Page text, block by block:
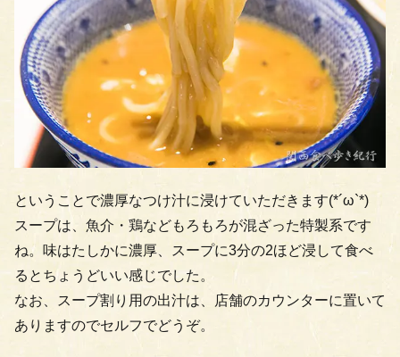
ということで濃厚なつけ汁に浸けていただきます(*´ω`*)
スープは、魚介・鶏などもろもろが混ざった特製系です
ね。味はたしかに濃厚、スープに3分の2ほど浸して食べ
るとちょうどいい感じでした。
なお、スープ割り用の出汁は、店舗のカウンターに置いて
ありますのでセルフでどうぞ。